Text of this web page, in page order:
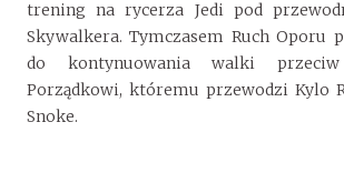
trening na rycerza Jedi pod
Skywalkera. Tymczasem Ruch Oporu
do kontynuowania walki przeciw
Porządkowi, któremu przewodzi Kylo
Snoke.